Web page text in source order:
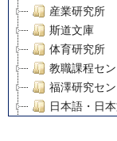
産業研究所
斯道文庫
体育研究所
教職課程セ
福澤研究セ
日本語・日